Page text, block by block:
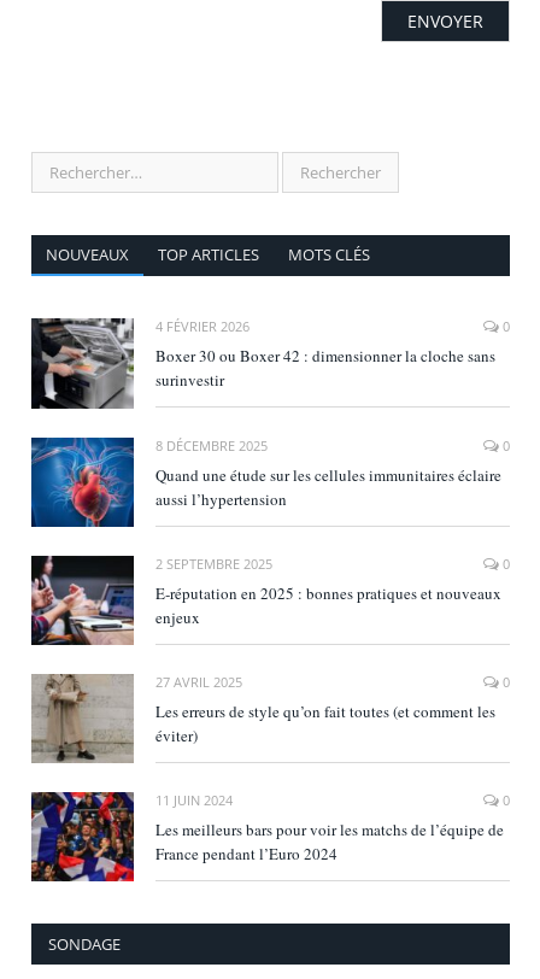
NOUVEAUX TOP ARTICLES MOTS CLÉS
4 FÉVRIER 2026 0
Boxer 30 ou Boxer 42 : dimensionner la cloche sans
surinvestir
8 DÉCEMBRE 2025 0
Quand une étude sur les cellules immunitaires éclaire
aussi l’hypertension
2 SEPTEMBRE 2025 0
E‑réputation en 2025 : bonnes pratiques et nouveaux
enjeux
27 AVRIL 2025 0
Les erreurs de style qu’on fait toutes (et comment les
éviter)
11 JUIN 2024 0
Les meilleurs bars pour voir les matchs de l’équipe de
France pendant l’Euro 2024
SONDAGE